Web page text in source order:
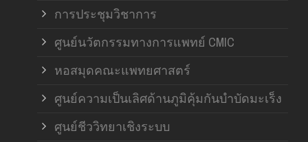
การประชุมวิชาการ
ศูนย์นวัตกรรมทางการแพทย์ CMIC
หอสมุดคณะแพทยศาสตร์
ศูนย์ความเป็นเลิศด้านภูมิคุ้มกันบำบัดมะเร็ง
ศูนย์ชีววิทยาเชิงระบบ